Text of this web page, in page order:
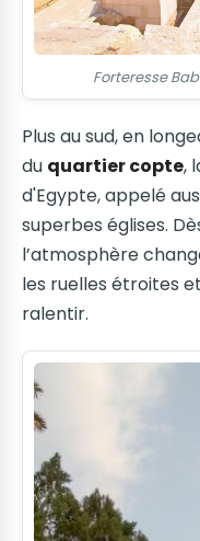
Forteresse
Plus au sud, en
du quartier copte,
d'Egypte, appelé
superbes églises.
l’atmosphère
les ruelles étroites
ralentir.